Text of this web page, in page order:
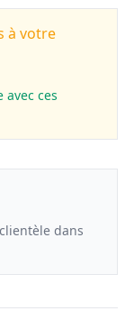
à votre
ces
dans